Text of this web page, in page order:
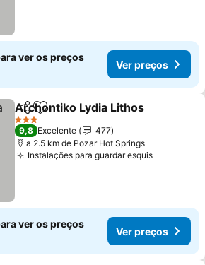
ver os preços
Ver preços
PartilharAdicionar aos favoritos
Archontiko Lydia Lithos
3 Estrelas
9,8 Excelente
477
a 2.5 km de Pozar Hot Springs
Instalações para guardar esquisVer
ver os preços
Ver preços